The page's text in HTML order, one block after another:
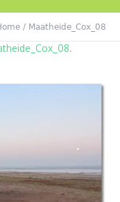
/ Maatheide_Cox_08
.